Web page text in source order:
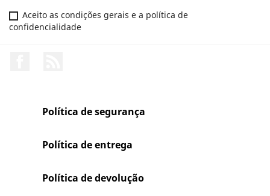
Aceito as condições gerais e a política de
confidencialidade
Política de segurança
Política de entrega
Política de devolução